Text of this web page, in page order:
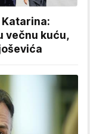
večnu kuću,